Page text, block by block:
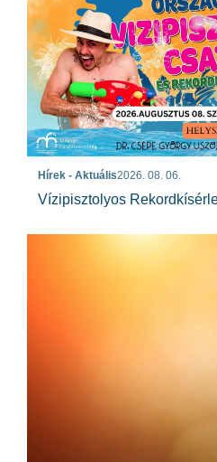
Hírek - Aktuális2026. 08. 06.
Vízipisztolyos